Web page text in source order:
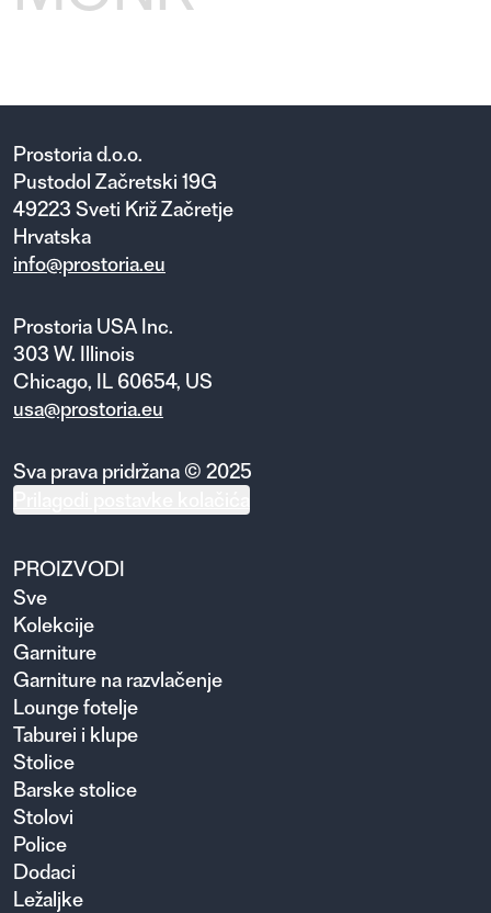
Prostoria d.o.o.
Pustodol Začretski 19G
49223 Sveti Križ Začretje
Hrvatska
info@prostoria.eu
Prostoria USA Inc.
303 W. Illinois
Chicago, IL 60654, US
usa@prostoria.eu
Sva prava pridržana © 2025
PROIZVODI
Sve
Kolekcije
Garniture
Garniture na razvlačenje
Lounge fotelje
Taburei i klupe
Stolice
Barske stolice
Stolovi
Police
Dodaci
Ležaljke